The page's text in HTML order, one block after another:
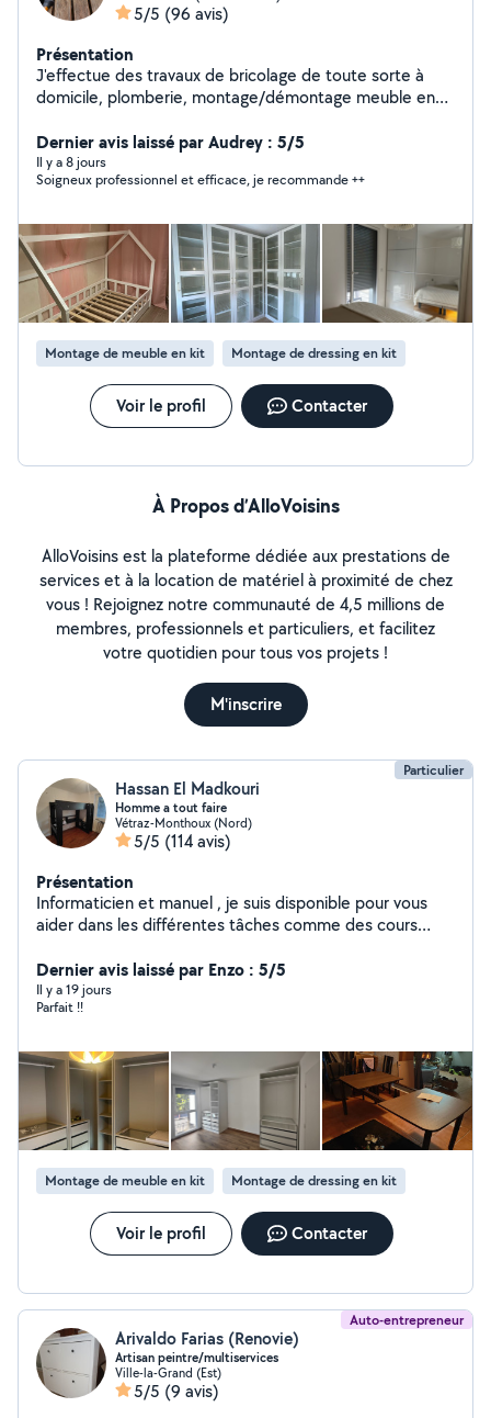
5/5 (96 avis)
Présentation
J'effectue des travaux de bricolage de toute sorte à
domicile, plomberie, montage/démontage meuble en
suis disponible immédiatement. N'hésitez à me
contacter
Dernier avis laissé par Audrey : 5/5
Il y a 8 jours
Soigneux professionnel et efficace, je recommande ++
Montage de meuble en kit Montage de dressing en kit
Voir le profil Contacter
À Propos d’AlloVoisins
AlloVoisins est la plateforme dédiée aux prestations de
services et à la location de matériel à proximité de chez
vous ! Rejoignez notre communauté de 4,5 millions de
membres, professionnels et particuliers, et facilitez
votre quotidien pour tous vos projets !
M'inscrire
Particulier
Hassan El Madkouri
Homme a tout faire
Vétraz-Monthoux (Nord)
5/5 (114 avis)
Présentation
Informaticien et manuel , je suis disponible pour vous
aider dans les différentes tâches comme des cours
déménagement et manutention. À très vite :)
Dernier avis laissé par Enzo : 5/5
Il y a 19 jours
Parfait !!
Montage de meuble en kit Montage de dressing en kit
Voir le profil Contacter
Auto-entrepreneur
Arivaldo Farias (Renovie)
Artisan peintre/multiservices
Ville-la-Grand (Est)
5/5 (9 avis)